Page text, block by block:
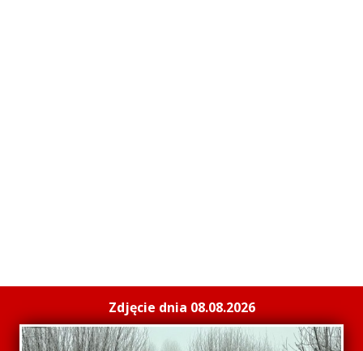
Zdjęcie dnia 08.08.2026